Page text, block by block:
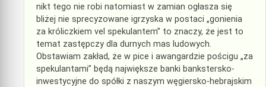
nikt tego nie robi natomiast w zamian ogłasza się
bliżej nie sprecyzowane igrzyska w postaci „gonienia
za króliczkiem vel spekulantem” to znaczy, że jest to
temat zastępczy dla durnych mas ludowych.
Obstawiam zakład, że w pice i awangardzie pościgu „za
spekulantami” będą największe banki bankstersko-
inwestycyjne do spółki z naszym węgiersko-hebrajskim